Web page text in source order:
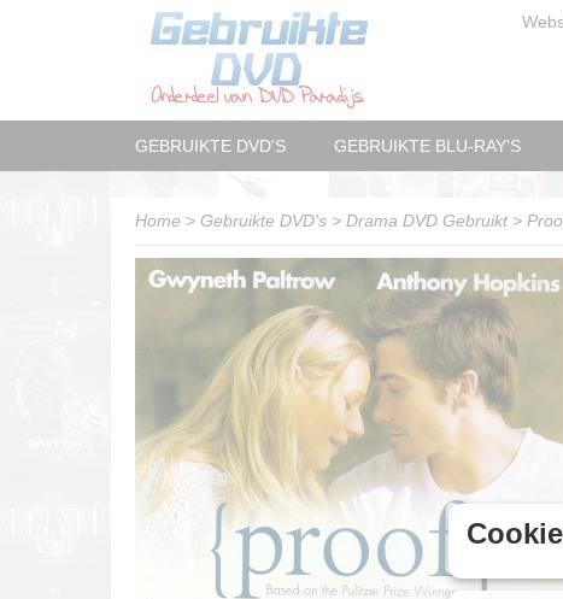
GEBRUIKTE DVD'S GEBRUIKTE BLU-RAY'S
Home > Gebruikte DVD's > Drama DVD Gebruikt >